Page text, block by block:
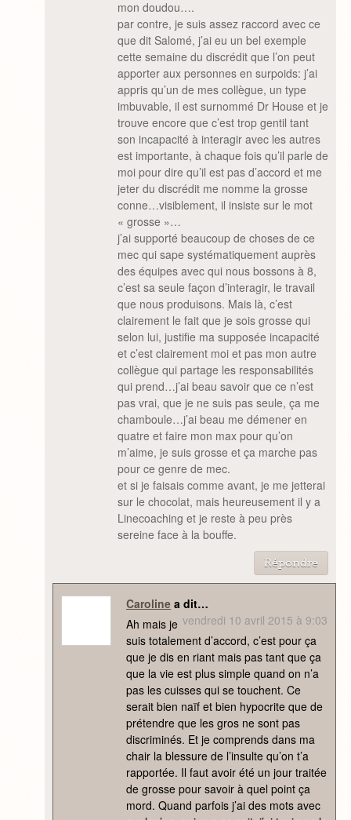
mon doudou….
par contre, je suis assez raccord avec ce
que dit Salomé, j’ai eu un bel exemple
cette semaine du discrédit que l’on peut
apporter aux personnes en surpoids: j’ai
appris qu’un de mes collègue, un type
imbuvable, il est surnommé Dr House et je
trouve encore que c’est trop gentil tant
son incapacité à interagir avec les autres
est importante, à chaque fois qu’il parle de
moi pour dire qu’il est pas d’accord et me
jeter du discrédit me nomme la grosse
conne…visiblement, il insiste sur le mot
« grosse »…
j’ai supporté beaucoup de choses de ce
mec qui sape systématiquement auprès
des équipes avec qui nous bossons à 8,
c’est sa seule façon d’interagir, le travail
que nous produisons. Mais là, c’est
clairement le fait que je sois grosse qui
selon lui, justifie ma supposée incapacité
et c’est clairement moi et pas mon autre
collègue qui partage les responsabilités
qui prend…j’ai beau savoir que ce n’est
pas vrai, que je ne suis pas seule, ça me
chamboule…j’ai beau me démener en
quatre et faire mon max pour qu’on
m’aime, je suis grosse et ça marche pas
pour ce genre de mec.
et si je faisais comme avant, je me jetterai
sur le chocolat, mais heureusement il y a
Linecoaching et je reste à peu près
sereine face à la bouffe.
Répondre
Carolinea dit…
vendredi 10 avril 2015 à 9:03
Ah mais je
suis totalement d’accord, c’est pour ça
que je dis en riant mais pas tant que ça
que la vie est plus simple quand on n’a
pas les cuisses qui se touchent. Ce
serait bien naïf et bien hypocrite que de
prétendre que les gros ne sont pas
discriminés. Et je comprends dans ma
chair la blessure de l’insulte qu’on t’a
rapportée. Il faut avoir été un jour traitée
de grosse pour savoir à quel point ça
mord. Quand parfois j’ai des mots avec